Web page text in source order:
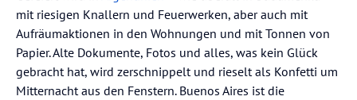
mit riesigen Knallern und Feuerwerken, aber auch mit
Aufräumaktionen in den Wohnungen und mit Tonnen von
Papier. Alte Dokumente, Fotos und alles, was kein Glück
gebracht hat, wird zerschnippelt und rieselt als Konfetti um
Mitternacht aus den Fenstern. Buenos Aires ist die